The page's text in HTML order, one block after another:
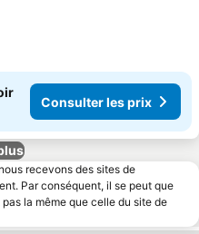
Consulter les prix
recevons des sites de
Par conséquent, il se peut que
la même que celle du site de